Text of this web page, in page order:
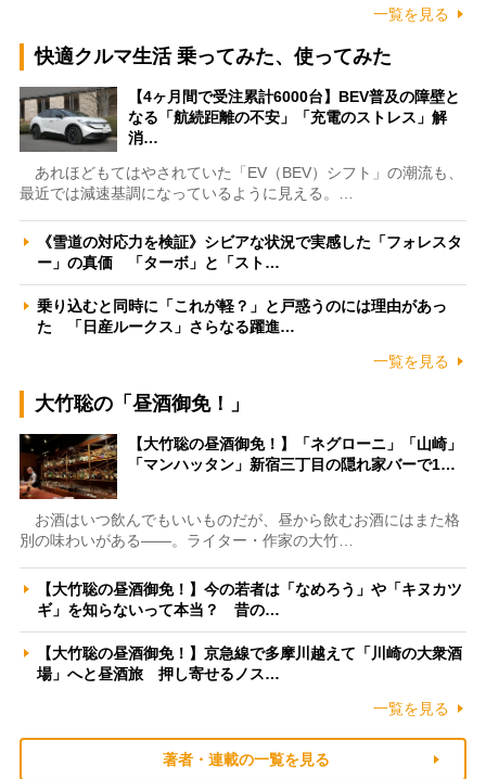
一覧を見る
快適クルマ生活 乗ってみた、使ってみた
【4ヶ月間で受注累計6000台】BEV普及の障壁と
なる「航続距離の不安」「充電のストレス」解
消…
あれほどもてはやされていた「EV（BEV）シフト」の潮流も、
最近では減速基調になっているように見える。…
《雪道の対応力を検証》シビアな状況で実感した「フォレスタ
ー」の真価 「ターボ」と「スト…
乗り込むと同時に「これが軽？」と戸惑うのには理由があっ
た 「日産ルークス」さらなる躍進…
一覧を見る
大竹聡の「昼酒御免！」
【大竹聡の昼酒御免！】「ネグローニ」「山崎」
「マンハッタン」新宿三丁目の隠れ家バーで1…
お酒はいつ飲んでもいいものだが、昼から飲むお酒にはまた格
別の味わいがある――。ライター・作家の大竹…
【大竹聡の昼酒御免！】今の若者は「なめろう」や「キヌカツ
ギ」を知らないって本当？ 昔の…
【大竹聡の昼酒御免！】京急線で多摩川越えて「川崎の大衆酒
場」へと昼酒旅 押し寄せるノス…
一覧を見る
著者・連載の一覧を見る